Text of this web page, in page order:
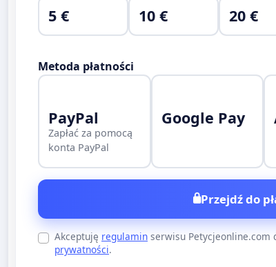
5 € 10 € 20 €
Metoda płatności
PayPal
Zapłać za pomocą
konta PayPal
Google Pay
Przejdź do
Akceptuję regulamin serwisu Petycjeonline.com
prywatności.